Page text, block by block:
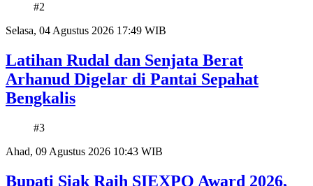
#2
Selasa, 04 Agustus 2026 17:49 WIB
Latihan Rudal dan Senjata Berat
Arhanud Digelar di Pantai Sepahat
Bengkalis
#3
Ahad, 09 Agustus 2026 10:43 WIB
Bupati Siak Raih SIEXPO Award 2026,